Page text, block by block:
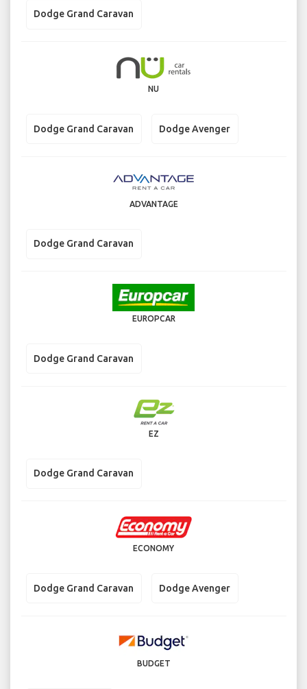
Dodge Grand Caravan
NU
Dodge Grand Caravan Dodge Avenger
ADVANTAGE
Dodge Grand Caravan
EUROPCAR
Dodge Grand Caravan
EZ
Dodge Grand Caravan
ECONOMY
Dodge Grand Caravan Dodge Avenger
BUDGET